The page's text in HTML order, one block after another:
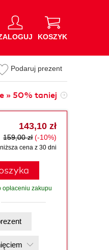
KOSZYK
Podaruj prezent
» 50% taniej
143,10 zł
159,00 zł (-10%)
cena z 30 dni
zakupu
na prezent